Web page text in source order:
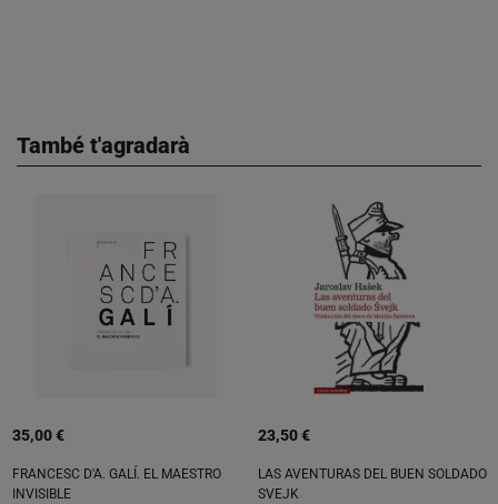
També t'agradarà
35,00 €
FRANCESC D'A. GALÍ. EL MAESTRO
INVISIBLE
23,50 €
LAS AVENTURAS DEL BUEN SOLDADO
SVEJK